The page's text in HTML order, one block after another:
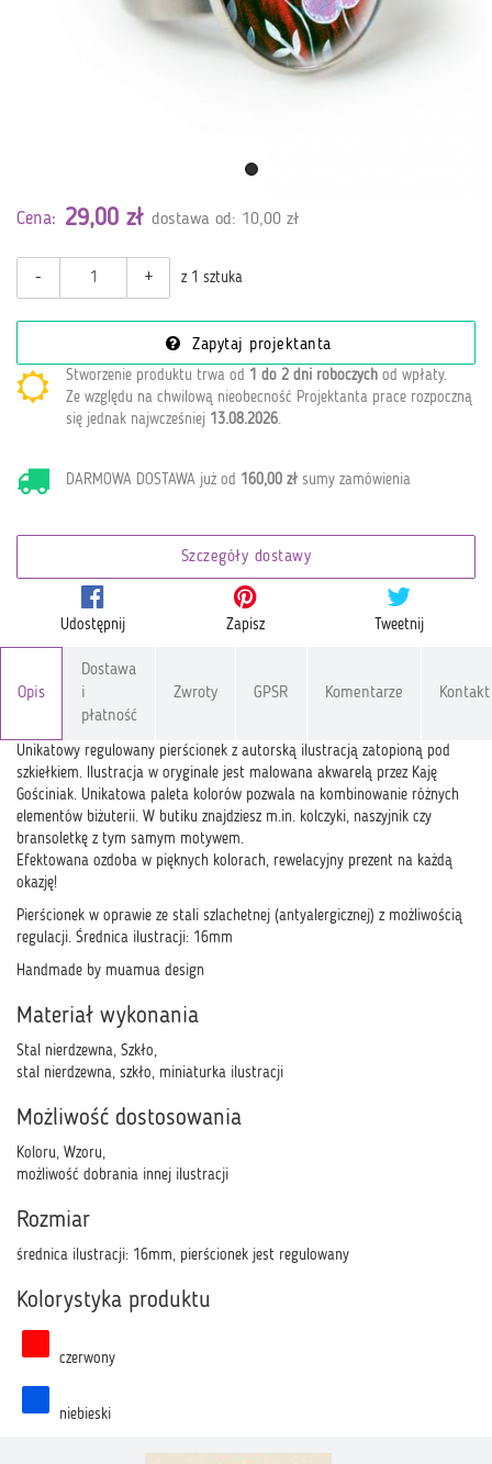
Cena: 29,00 zł dostawa od: 10,00 zł
- + z 1 sztuka
Zapytaj projektanta
Stworzenie produktu trwa od 1 do 2 dni roboczych od wpłaty.
Ze względu na chwilową nieobecność Projektanta prace rozpoczną
się jednak najwcześniej 13.08.2026.
DARMOWA DOSTAWA już od 160,00 zł sumy zamówienia
Szczegóły dostawy
Udostępnij Zapisz Tweetnij
Opis
Dostawa
i
płatność
Zwroty GPSR Komentarze Kontakt
Unikatowy regulowany pierścionek z autorską ilustracją zatopioną pod
szkiełkiem. Ilustracja w oryginale jest malowana akwarelą przez Kaję
Gościniak. Unikatowa paleta kolorów pozwala na kombinowanie różnych
elementów biżuterii. W butiku znajdziesz m.in. kolczyki, naszyjnik czy
bransoletkę z tym samym motywem.
Efektowana ozdoba w pięknych kolorach, rewelacyjny prezent na każdą
okazję!
Pierścionek w oprawie ze stali szlachetnej (antyalergicznej) z możliwością
regulacji. Średnica ilustracji: 16mm
Handmade by muamua design
Materiał wykonania
Stal nierdzewna, Szkło,
stal nierdzewna, szkło, miniaturka ilustracji
Możliwość dostosowania
Koloru, Wzoru,
możliwość dobrania innej ilustracji
Rozmiar
średnica ilustracji: 16mm, pierścionek jest regulowany
Kolorystyka produktu
czerwony
niebieski